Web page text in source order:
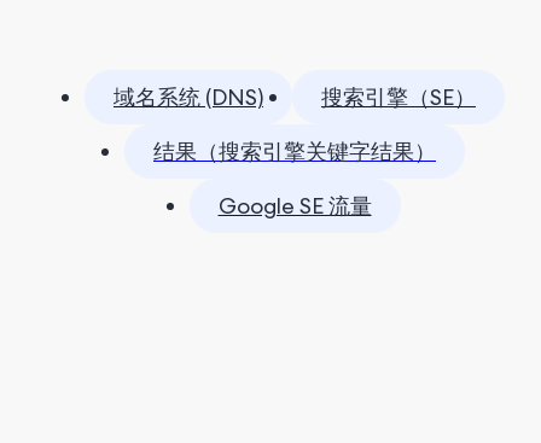
域名系统 (DNS)
搜索引擎（SE）
结果（搜索引擎关键字结果）
Google SE 流量